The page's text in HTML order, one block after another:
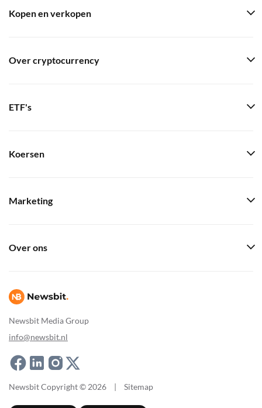
Newsbit Media Group
info@newsbit.nl
Kopen en verkopen
Over cryptocurrency
ETF's
Koersen
Marketing
Over ons
Newsbit Copyright © 2026 Sitemap